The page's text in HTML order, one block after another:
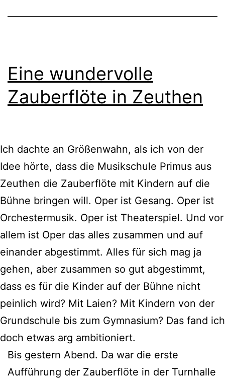
Eine wundervolle
Zauberflöte in Zeuthen
Ich dachte an Größenwahn, als ich von der
Idee hörte, dass die Musikschule Primus aus
Zeuthen die Zauberflöte mit Kindern auf die
Bühne bringen will. Oper ist Gesang. Oper ist
Orchestermusik. Oper ist Theaterspiel. Und vor
allem ist Oper das alles zusammen und auf
einander abgestimmt. Alles für sich mag ja
gehen, aber zusammen so gut abgestimmt,
dass es für die Kinder auf der Bühne nicht
peinlich wird? Mit Laien? Mit Kindern von der
Grundschule bis zum Gymnasium? Das fand ich
doch etwas arg ambitioniert.
Bis gestern Abend. Da war die erste
Aufführung der Zauberflöte in der Turnhalle